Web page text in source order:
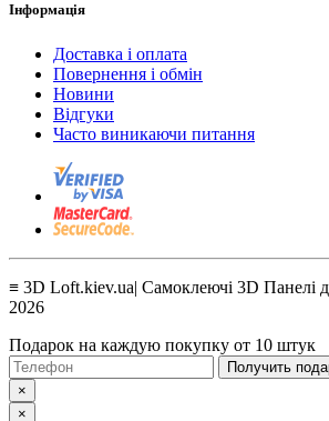
Інформація
Доставка і оплата
Повернення і обмін
Новини
Відгуки
Часто виникаючи питання
≡ 3D Loft.kiev.ua| Самоклеючі 3D Панелі
2026
Подарок на каждую покупку от 10 штук
Получить
×
×